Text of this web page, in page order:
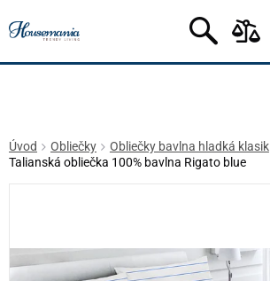
Úvod Obliečky
Obliečky bavlna hladká klasik
Talianská obliečka 100% bavlna Rigato blue